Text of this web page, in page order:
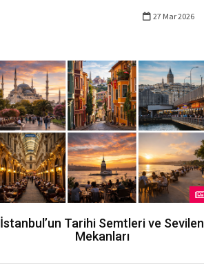
27 Mar 2026
İstanbul’un Tarihi Semtleri ve Sevilen
Mekanları